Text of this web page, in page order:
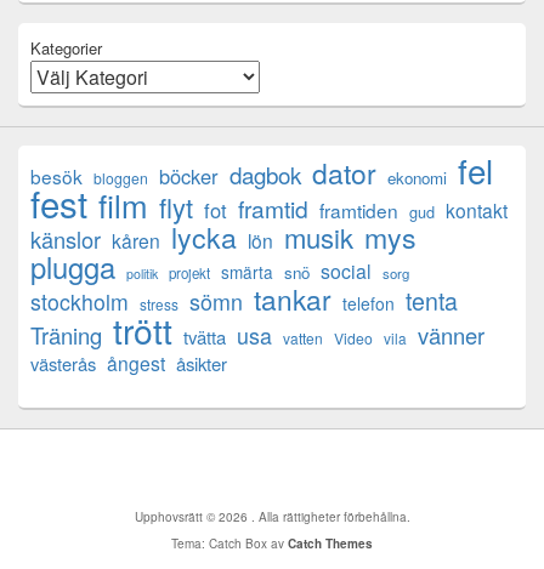
Kategorier
besök bloggen böcker dagbok dator ekonomi fel
fest film flyt fot framtid framtiden gud kontakt
känslor kåren lycka lön musik mys
plugga politik projekt smärta snö social sorg
stockholm stress sömn tankar telefon tenta
Träning trött tvätta usa vatten Video vila vänner
västerås ångest åsikter
Upphovsrätt © 2026
. Alla rättigheter förbehållna.
Tema: Catch Box av Catch Themes